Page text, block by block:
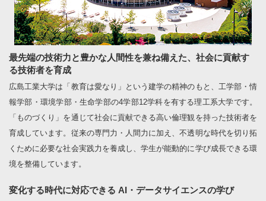
最先端の技術力と豊かな人間性を兼ね備えた、社会に貢献す
る技術者を育成
広島工業大学は「教育は愛なり」という建学の精神のもと、工学部・情
報学部・環境学部・生命学部の4学部12学科を有する理工系大学です。
「ものづくり」を通じて社会に貢献できる高い倫理観を持った技術者を
育成しています。従来の専門力・人間力に加え、不透明な時代を切り拓
くために必要な社会実践力を養成し、学生が能動的に学び成長できる環
境を整備しています。
変化する時代に対応できる AI・データサイエンスの学び